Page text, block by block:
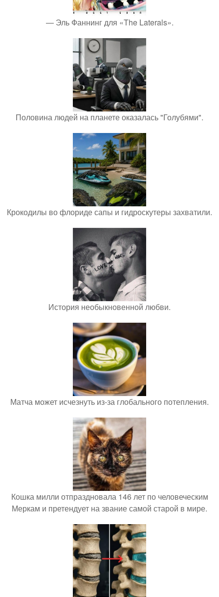
— Эль Фаннинг для «The Laterals».
Половина людей на планете оказалась "Голубями".
Крокодилы во флориде сапы и гидроскутеры захватили.
История необыкновенной любви.
Матча может исчезнуть из-за глобального потепления.
Кошка милли отпраздновала 146 лет по человеческим
Меркам и претендует на звание самой старой в мире.